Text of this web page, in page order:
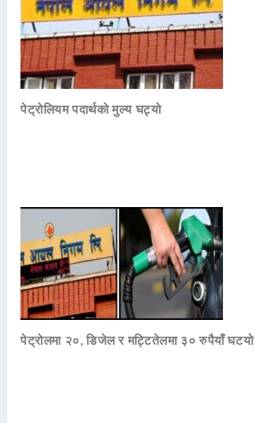
पेट्रोलियम पदार्थको मुल्य घट्यो
पेट्रोलमा २०, डिजेल र मट्टितेलमा ३० रुपैयाँ घटयो